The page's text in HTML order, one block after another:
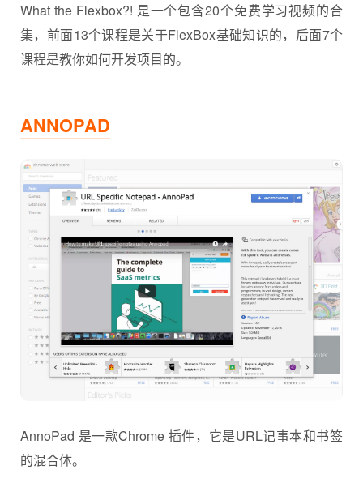
What the Flexbox?! 是一个包含20个免费学习视频的合
集，前面13个课程是关于FlexBox基础知识的，后面7个
课程是教你如何开发项目的。
ANNOPAD
AnnoPad 是一款Chrome 插件，它是URL记事本和书签
的混合体。